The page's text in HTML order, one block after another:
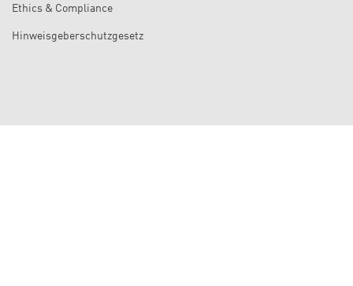
Ethics & Compliance
Hinweisgeberschutzgesetz